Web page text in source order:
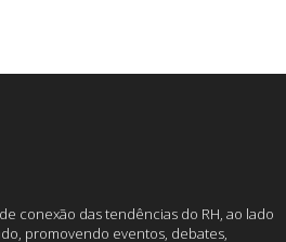
conexão das tendências do RH, ao lado
promovendo eventos, debates,